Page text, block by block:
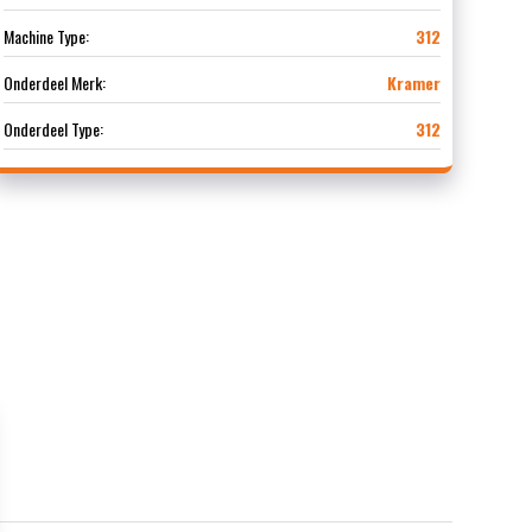
Machine Type:
312
Onderdeel Merk:
Kramer
Onderdeel Type:
312